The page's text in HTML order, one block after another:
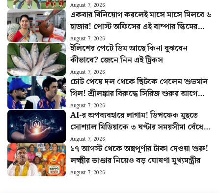
August 7, 2026
একবার বিনিয়োগ করলেই মাসে মাসে মিলবে ৬
হাজার! পোস্ট অফিসের এই বাম্পার স্কিমের
হিসাব বুঝুন
August 7, 2026
ইলিশের পেটে ডিম আছে কিনা বুঝবেন
কীভাবে? জেনে নিন এই ট্রিকস
August 7, 2026
চোট পেয়ে দল থেকে ছিটকে গেলেন শুভমান
গিল! শ্রীলঙ্কার বিরুদ্ধে সিরিজ শুরুর আগে
মাঠে নেমে চাপে ভারত
August 7, 2026
AI-র অপব্যবহারে লাগাম! ডিপফেক মুছতে
সোশ্যাল মিডিয়াকে ৩ ঘণ্টার সময়সীমা বেঁধে
দিল কেন্দ্র
August 7, 2026
১৭ আগস্ট থেকে অন্নপূর্ণার টাকা দেওয়া শুরু!
লক্ষ্মীর ভাণ্ডার নিয়েও বড় ঘোষণা মুখ্যমন্ত্রীর
August 7, 2026